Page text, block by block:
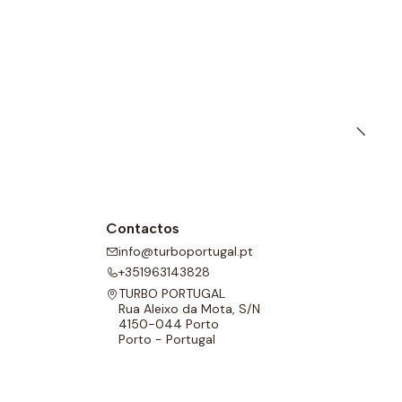
Contactos
info@turboportugal.pt
+351963143828
TURBO PORTUGAL
Rua Aleixo da Mota, S/N
4150-044 Porto
Porto - Portugal